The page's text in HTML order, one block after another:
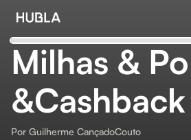
Milhas &
&Cashback
Por Guilherme CançadoCouto